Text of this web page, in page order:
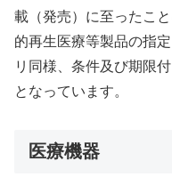
載（発売）に至ったこ
的再生医療等製品の指
リ同様、条件及び期限
となっています。
医療機器